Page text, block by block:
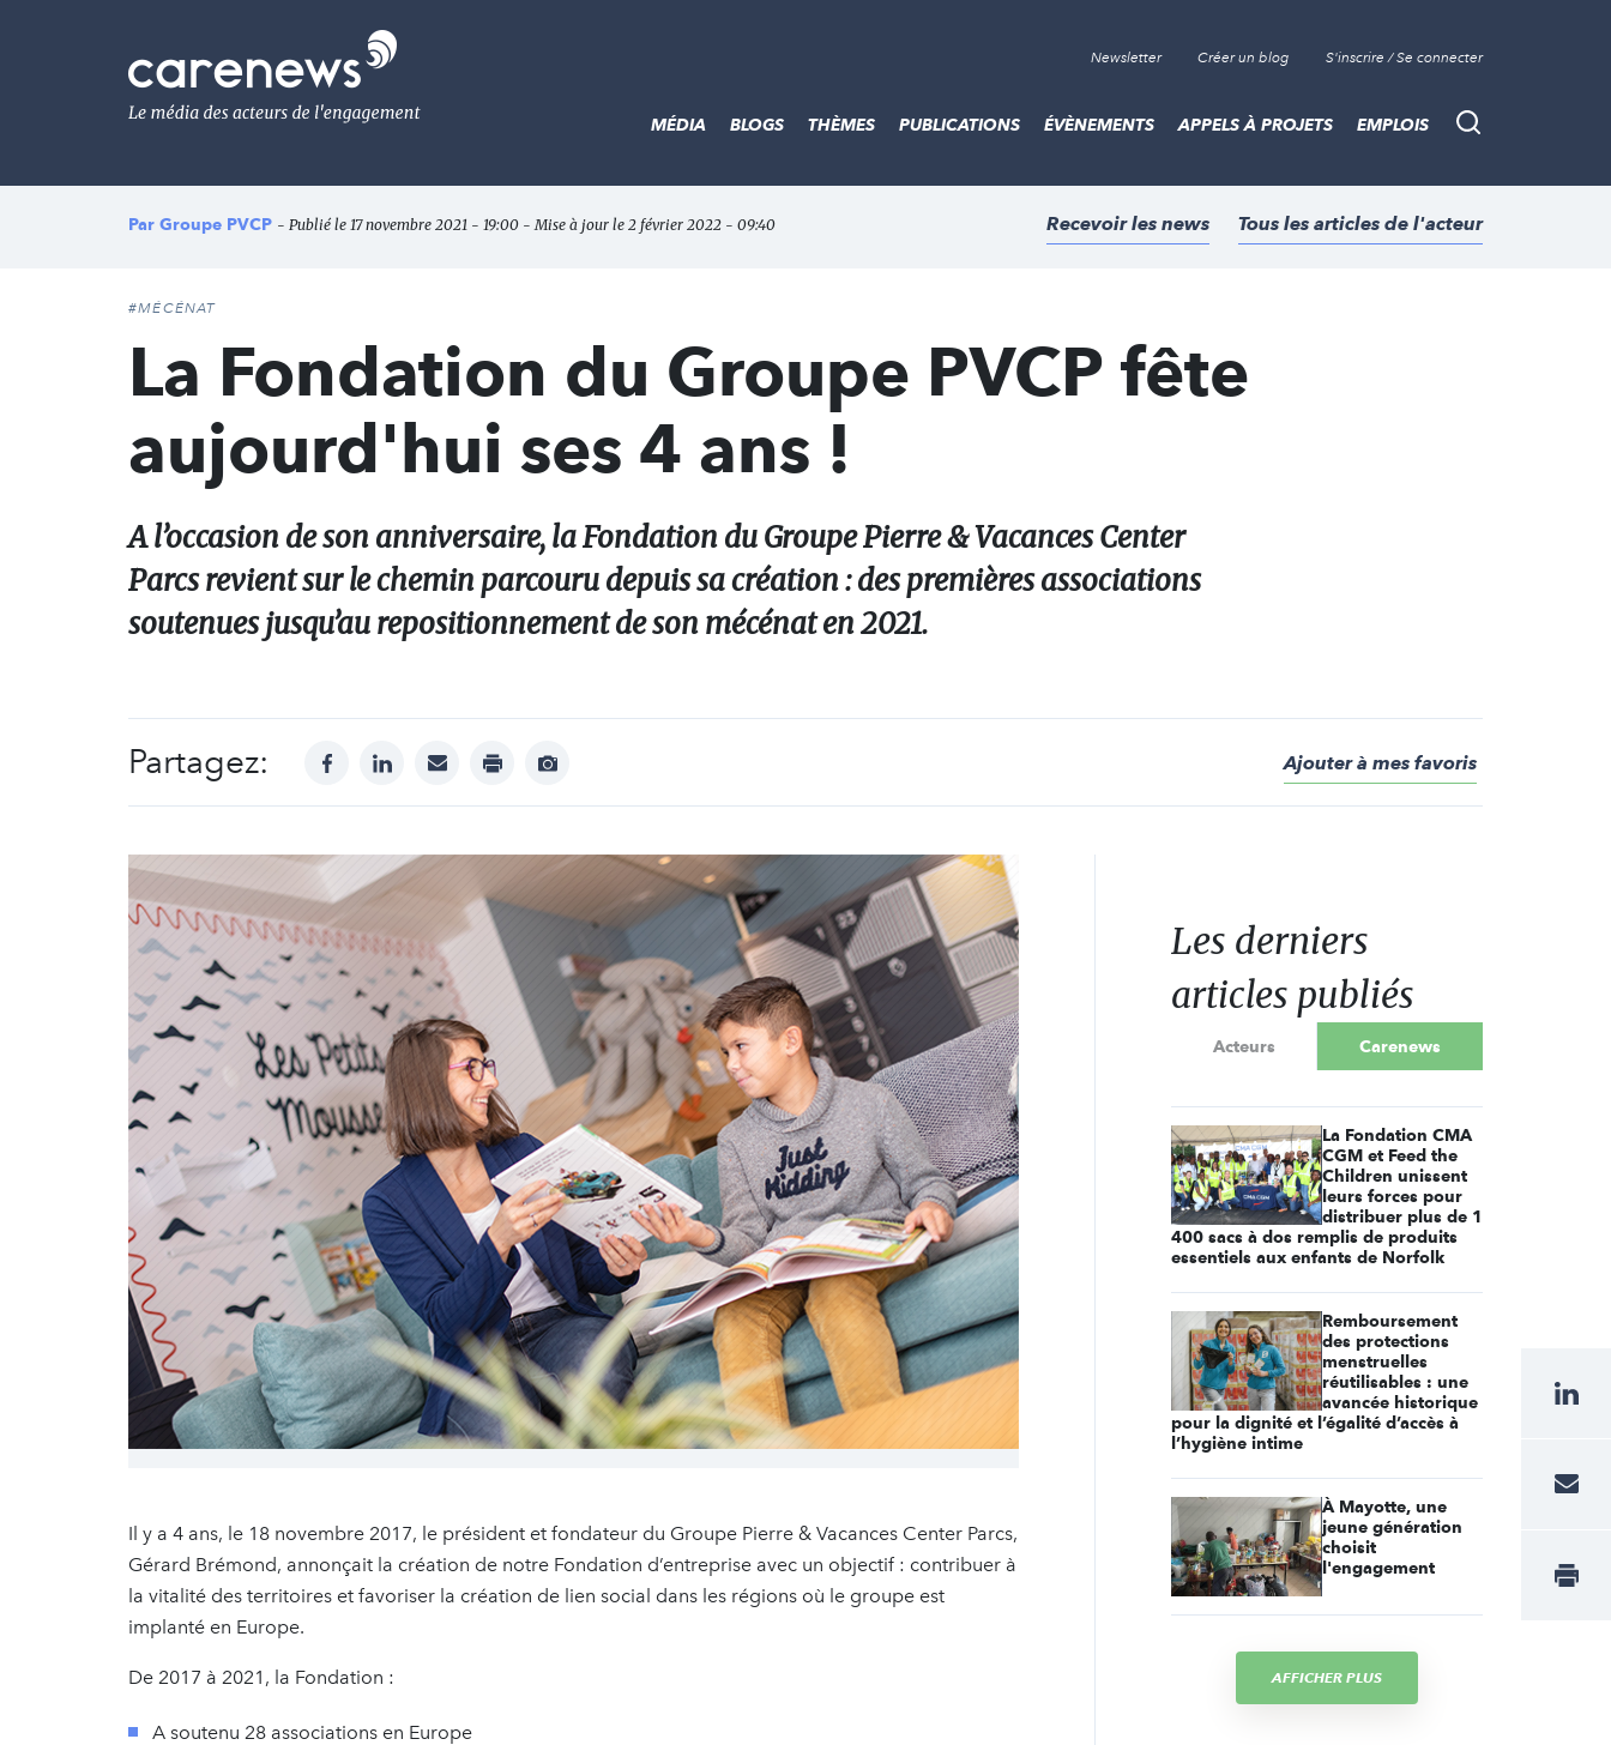
Le
média
de
l'engagement
Newsletter Créer un blog S'inscrire / Se connecter
Recherche
MÉDIA BLOGS THÈMES PUBLICATIONS ÉVÈNEMENTS APPELS À PROJETS EMPLOIS
Par Groupe PVCP - Publié le 17 novembre 2021 - 19:00 - Mise à jour le 2 février 2022 - 09:40 Recevoir les news Tous les articles de l'acteur
#MÉCÉNAT
La Fondation du Groupe PVCP fête
aujourd'hui ses 4 ans !
A l’occasion de son anniversaire, la Fondation du Groupe Pierre & Vacances Center
Parcs revient sur le chemin parcouru depuis sa création : des premières associations
soutenues jusqu’au repositionnement de son mécénat en 2021.
Partagez: facebooklinkedinmail print
Afficher
Ajouter à mes favoris
Il y a 4 ans, le 18 novembre 2017, le président et fondateur du Groupe Pierre & Vacances Center Parcs,
Gérard Brémond, annonçait la création de notre Fondation d’entreprise avec un objectif : contribuer à
la vitalité des territoires et favoriser la création de lien social dans les régions où le groupe est
implanté en Europe.
De 2017 à 2021, la Fondation :
A soutenu 28 associations en Europe
Les derniers
articles publiés
Acteurs Carenews
La Fondation CMA
CGM et Feed the
Children unissent
leurs forces pour
distribuer plus de 1
400 sacs à dos remplis de produits
essentiels aux enfants de Norfolk
Remboursement
des protections
menstruelles
réutilisables : une
avancée historique
pour la dignité et l’égalité d’accès à
l’hygiène intime
À Mayotte, une
jeune génération
choisit
l'engagement
AFFICHER PLUS